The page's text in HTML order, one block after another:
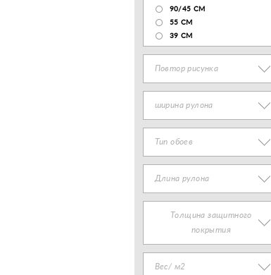
90/45 СМ
55 СМ
39 СМ
Повтор рисунка
ширина рулона
Тип обоев
Длина рулона
Толщина защитного
покрытия
Вес/ м2